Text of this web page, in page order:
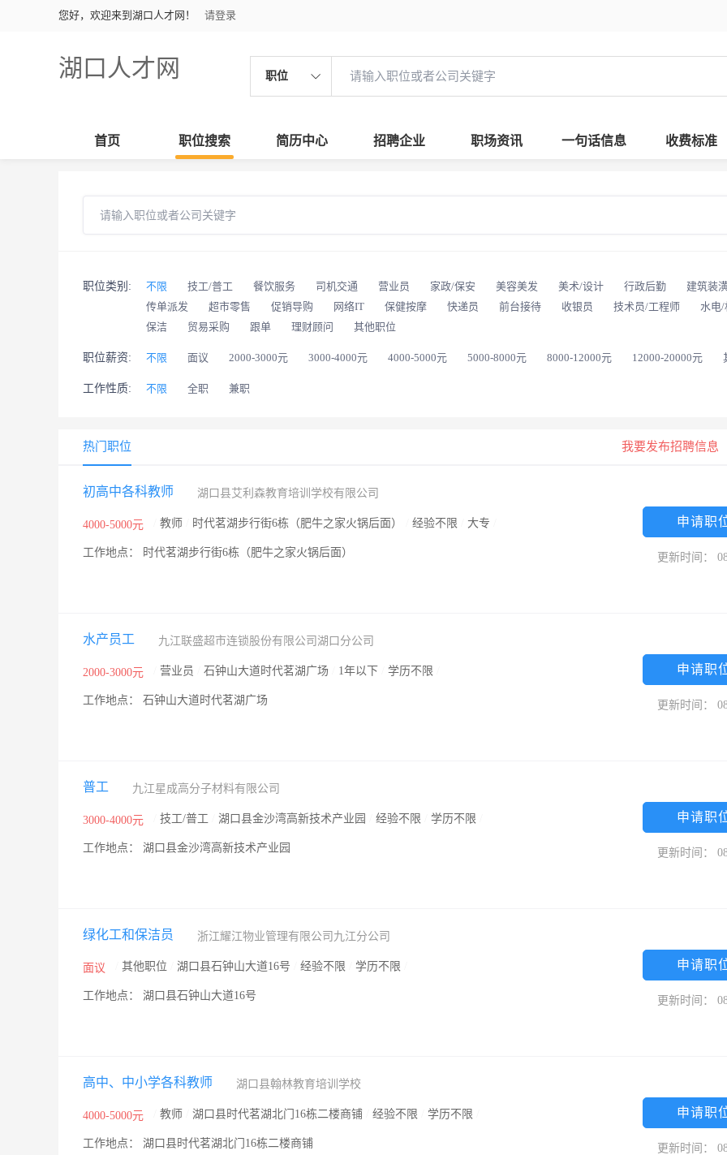
您好，欢迎来到湖口人才网！ 请登录
湖口人才网 职位
首页 职位搜索 简历中心 招聘企业 职场资讯 一句话信息 收费标准
职位类别: 不限 技工/普工 餐饮服务 司机交通 营业员 家政/保安 美容美发 美术/设计 行政后勤 建筑装
传单派发
超市零售 促销导购 网络IT 保健按摩 快递员 前台接待 收银员 技术员/工程师 水电/
保洁
贸易采购 跟单 理财顾问 其他职位
职位薪资: 不限 面议 2000-3000元 3000-4000元 4000-5000元 5000-8000元 8000-12000元 12000-20000元
工作性质: 不限 全职 兼职
热门职位 我要发布招聘信息
初高中各科教师 湖口县艾利森教育培训学校有限公司
4000-5000元 教师 时代茗湖步行街6栋（肥牛之家火锅后面） 经验不限 大专
工作地点： 时代茗湖步行街6栋（肥牛之家火锅后面）
申请职
更新时间：
水产员工 九江联盛超市连锁股份有限公司湖口分公司
2000-3000元 营业员 石钟山大道时代茗湖广场 1年以下 学历不限
工作地点： 石钟山大道时代茗湖广场
申请职
更新时间：
普工 九江星成高分子材料有限公司
3000-4000元 技工/普工 湖口县金沙湾高新技术产业园 经验不限 学历不限
工作地点： 湖口县金沙湾高新技术产业园
申请职
更新时间：
绿化工和保洁员 浙江耀江物业管理有限公司九江分公司
面议 其他职位 湖口县石钟山大道16号 经验不限 学历不限
工作地点： 湖口县石钟山大道16号
申请职
更新时间：
高中、中小学各科教师 湖口县翰林教育培训学校
4000-5000元 教师 湖口县时代茗湖北门16栋二楼商铺 经验不限 学历不限
工作地点： 湖口县时代茗湖北门16栋二楼商铺
申请职
更新时间：